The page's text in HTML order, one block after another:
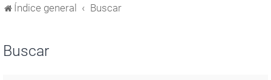
Índice general Buscar
Buscar